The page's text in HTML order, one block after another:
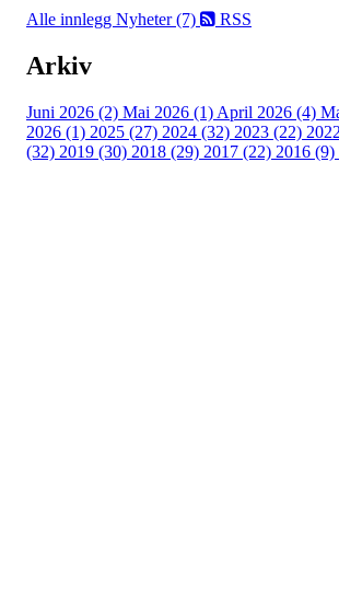
Alle innlegg Nyheter (7) RSS
Arkiv
Juni 2026 (2) Mai 2026 (1) April 2026 (4)
2026 (1) 2025 (27) 2024 (32) 2023 (22)
(32) 2019 (30) 2018 (29) 2017 (22) 2016 (9)